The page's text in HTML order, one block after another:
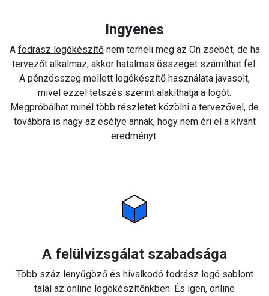
Ingyenes
A fodrász logókészítőnem terheli meg az Ön zsebét, de ha
tervezőt alkalmaz, akkor hatalmas összeget számíthat fel.
A pénzösszeg mellett logókészítő használata javasolt,
mivel ezzel tetszés szerint alakíthatja a logót.
Megpróbálhat minél több részletet közölni a tervezővel, de
továbbra is nagy az esélye annak, hogy nem éri el a kívánt
eredményt.
A felülvizsgálat szabadsága
Több száz lenyűgöző és hivalkodó fodrász logó sablont
talál az online logókészítőnkben. És igen, online